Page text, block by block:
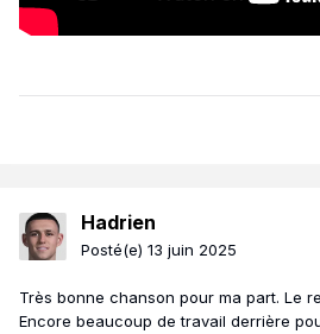
Hadrien
Posté(e) 13 juin 2025
Très bonne chanson pour ma part. Le
Encore beaucoup de travail derrière